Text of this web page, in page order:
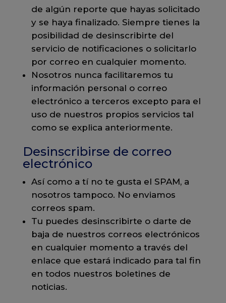
de algún reporte que hayas solicitado
y se haya finalizado. Siempre tienes la
posibilidad de desinscribirte del
servicio de notificaciones o solicitarlo
por correo en cualquier momento.
Nosotros nunca facilitaremos tu
información personal o correo
electrónico a terceros excepto para el
uso de nuestros propios servicios tal
como se explica anteriormente.
Desinscribirse de correo
electrónico
Así como a tí no te gusta el SPAM, a
nosotros tampoco. No enviamos
correos spam.
Tu puedes desinscribirte o darte de
baja de nuestros correos electrónicos
en cualquier momento a través del
enlace que estará indicado para tal fin
en todos nuestros boletines de
noticias.